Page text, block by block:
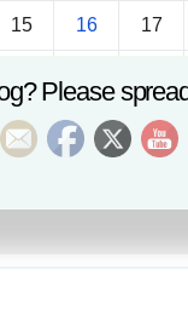
15 16 17
29 30 31
Please